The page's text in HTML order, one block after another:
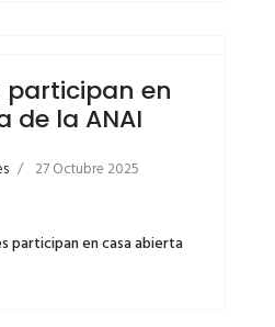
participan en
de la ANAI
27 Octubre 2025
participan en casa abierta